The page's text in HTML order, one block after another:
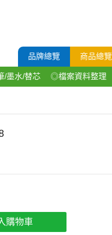
品牌總覽 商品總覽
/墨水/替芯 ◎檔案資料整理
購物車